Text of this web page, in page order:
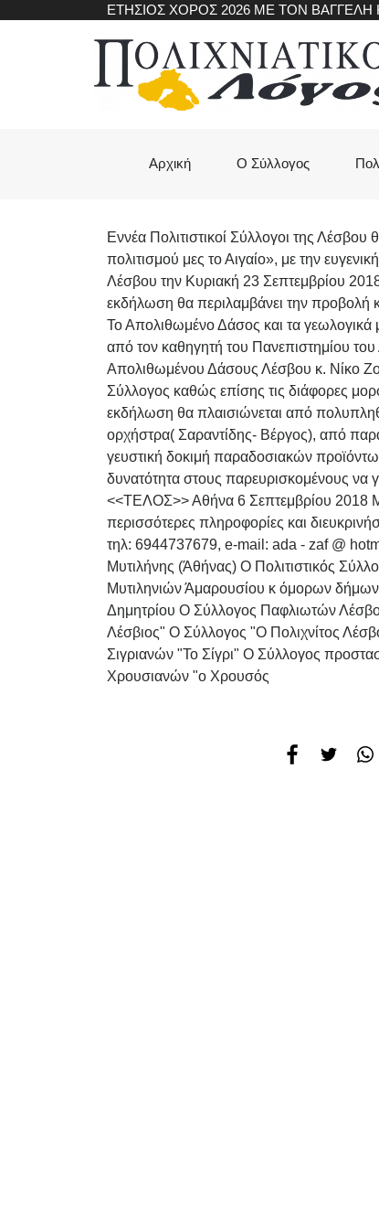
ΕΤΗΣΙΟΣ ΧΟΡΟΣ 2026 ΜΕ ΤΟΝ
navigation
Αρχική Ο Σύλλογος
Εννέα Πολιτιστικοί Σύλλογοι της
πολιτισμού μες το Αιγαίο», με την
Λέσβου την Κυριακή 23 Σεπτεμβρίου
εκδήλωση θα περιλαμβάνει την
Το Απολιθωμένο Δάσος και τα γεωλογικά
από τον καθηγητή του Πανεπιστημίου του
Απολιθωμένου Δάσους Λέσβου κ. Νίκο
Σύλλογος καθώς επίσης τις διάφορες
εκδήλωση θα πλαισιώνεται από
ορχήστρα( Σαραντίδης- Βέργος), από
γευστική δοκιμή παραδοσιακών
δυνατότητα στους παρευρισκομένους να
<<ΤΕΛΟΣ>> Αθήνα 6 Σεπτεμβρίου 2018
περισσότερες πληροφορίες και
τηλ: 6944737679, e-mail: ada - zaf @
Μυτιλήνης (Άθήνας) Ο Πολιτιστικός
Μυτιληνιών Άμαρουσίου κ όμορων
Δημητρίου Ο Σύλλογος Παφλιωτών
Λέσβιος" Ο Σύλλογος "Ο Πολιχνίτος
Σιγριανών "Το Σίγρι" Ο Σύλλογος
Χρουσιανών "ο Χρουσός